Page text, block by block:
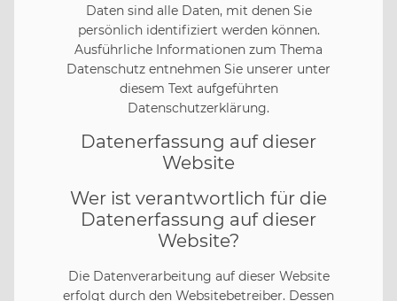
Daten sind alle Daten, mit denen Sie
persönlich identifiziert werden können.
Ausführliche Informationen zum Thema
Datenschutz entnehmen Sie unserer unter
diesem Text aufgeführten
Datenschutzerklärung.
Datenerfassung auf dieser
Website
Wer ist verantwortlich für die
Datenerfassung auf dieser
Website?
Die Datenverarbeitung auf dieser Website
erfolgt durch den Websitebetreiber. Dessen